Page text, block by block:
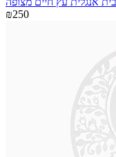
₪250